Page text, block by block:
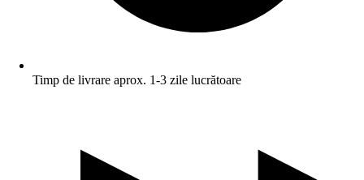
Timp de livrare aprox. 1-3 zile lucrătoare